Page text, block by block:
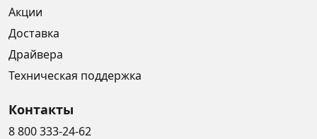
Акции
Доставка
Драйвера
Техническая поддержка
Контакты
8 800 333-24-62